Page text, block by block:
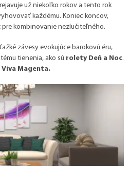
už niekoľko rokov a tento rok
každému. Koniec koncov,
kombinovanie nezlučiteľného.
závesy evokujúce barokovú éru,
tienenia, ako sú rolety Deň a Noc.
Viva Magenta.